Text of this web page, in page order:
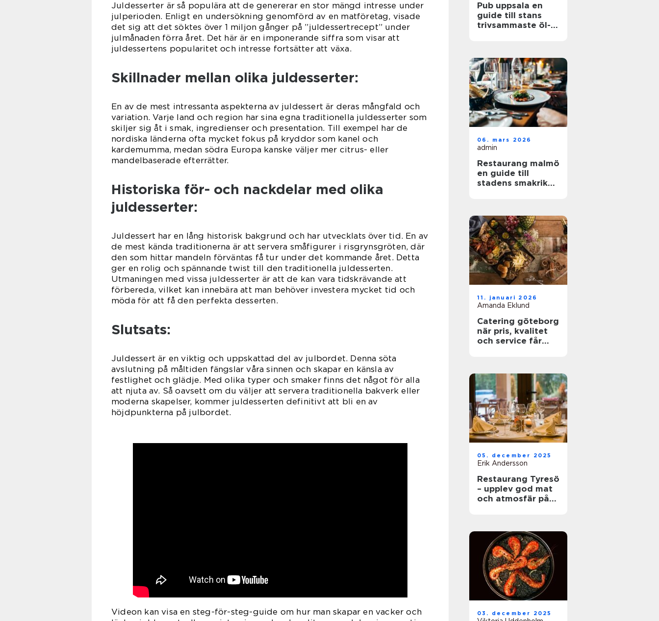
Juldesserter är så populära att de genererar en stor mängd intresse under
julperioden. Enligt en undersökning genomförd av en matföretag, visade
det sig att det söktes över 1 miljon gånger på ”juldessertrecept” under
julmånaden förra året. Det här är en imponerande siffra som visar att
juldessertens popularitet och intresse fortsätter att växa.
Skillnader mellan olika juldesserter:
En av de mest intressanta aspekterna av juldessert är deras mångfald och
variation. Varje land och region har sina egna traditionella juldesserter som
skiljer sig åt i smak, ingredienser och presentation. Till exempel har de
nordiska länderna ofta mycket fokus på kryddor som kanel och
kardemumma, medan södra Europa kanske väljer mer citrus- eller
mandelbaserade efterrätter.
Historiska för- och nackdelar med olika
juldesserter:
Juldessert har en lång historisk bakgrund och har utvecklats över tid. En av
de mest kända traditionerna är att servera småfigurer i risgrynsgröten, där
den som hittar mandeln förväntas få tur under det kommande året. Detta
ger en rolig och spännande twist till den traditionella juldesserten.
Utmaningen med vissa juldesserter är att de kan vara tidskrävande att
förbereda, vilket kan innebära att man behöver investera mycket tid och
möda för att få den perfekta desserten.
Slutsats:
Juldessert är en viktig och uppskattad del av julbordet. Denna söta
avslutning på måltiden fängslar våra sinnen och skapar en känsla av
festlighet och glädje. Med olika typer och smaker finns det något för alla
att njuta av. Så oavsett om du väljer att servera traditionella bakverk eller
moderna skapelser, kommer juldesserten definitivt att bli en av
höjdpunkterna på julbordet.
Videon kan visa en steg-för-steg-guide om hur man skapar en vacker och
Pub uppsala en
guide till stans
trivsammaste öl-
06. mars 2026
admin
Restaurang malmö
en guide till
stadens smakrika
11. januari 2026
Amanda Eklund
Catering göteborg
när pris, kvalitet
och service får
05. december 2025
Erik Andersson
Restaurang Tyresö
– upplev god mat
och atmosfär på
03. december 2025